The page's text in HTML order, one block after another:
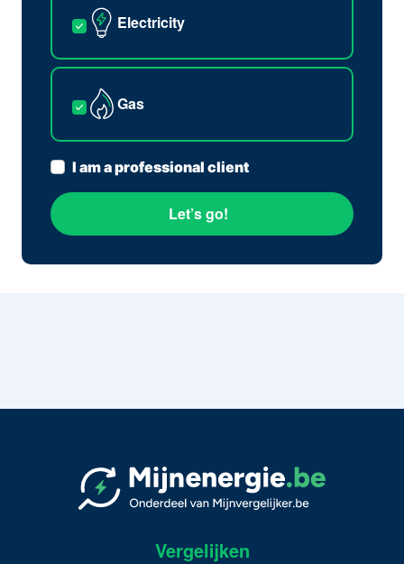
Electricity
Gas
I am a professional client
Let’s go!
Vergelijken